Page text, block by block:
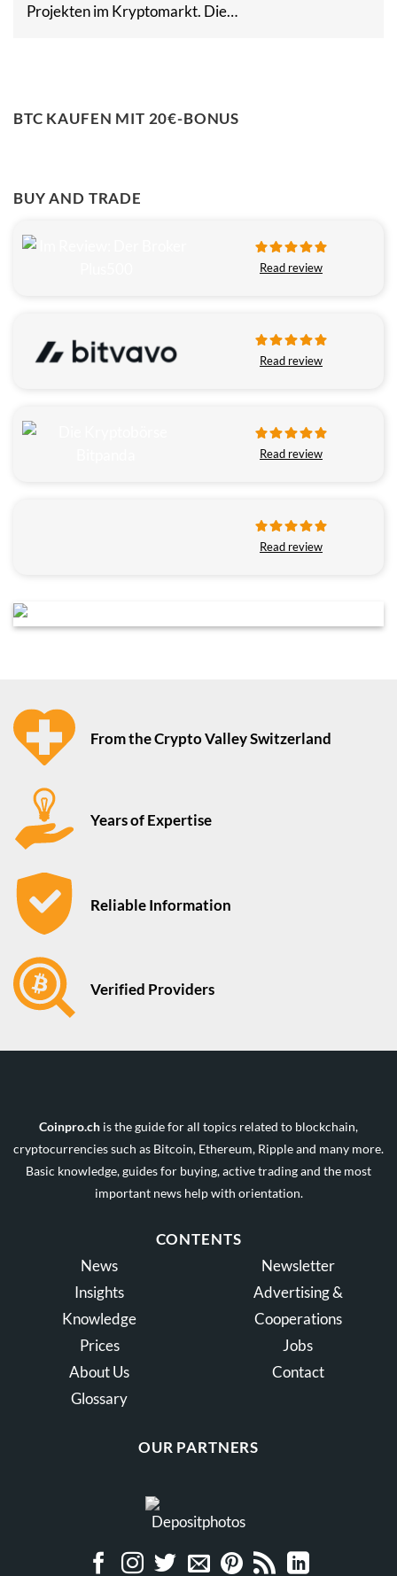
Projekten im Kryptomarkt. Die…
BTC KAUFEN MIT 20€-BONUS
BUY AND TRADE
Read review
Read review
Read review
Read review
From the Crypto Valley Switzerland
Years of Expertise
Reliable Information
Verified Providers
Coinpro.ch is the guide for all topics related to blockchain,
cryptocurrencies such as Bitcoin, Ethereum, Ripple and many more.
Basic knowledge, guides for buying, active trading and the most
important news help with orientation.
CONTENTS
News
Insights
Knowledge
Prices
About Us
Glossary
Newsletter
Advertising &
Cooperations
Jobs
Contact
OUR PARTNERS